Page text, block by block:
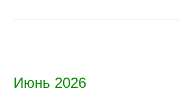
Июнь 2026